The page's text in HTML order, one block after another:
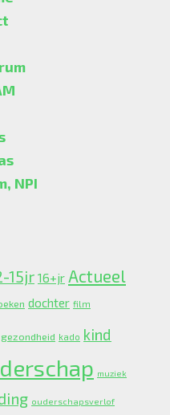
NPI
15jr 16+jr Actueel
dochter film
gezondheid kado kind
muziek
ouderschapsverlof